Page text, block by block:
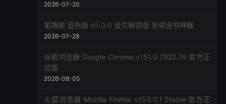
2026-07-20
笔趣阁 蓝色版 v5.0.0 会员解锁版 安卓追书神器
2026-07-28
谷歌浏览器 Google Chrome v151.0.7922.76 官方正
式版
2026-08-05
火狐浏览器 Mozilla Firefox v153.0.1 Stable 官方正